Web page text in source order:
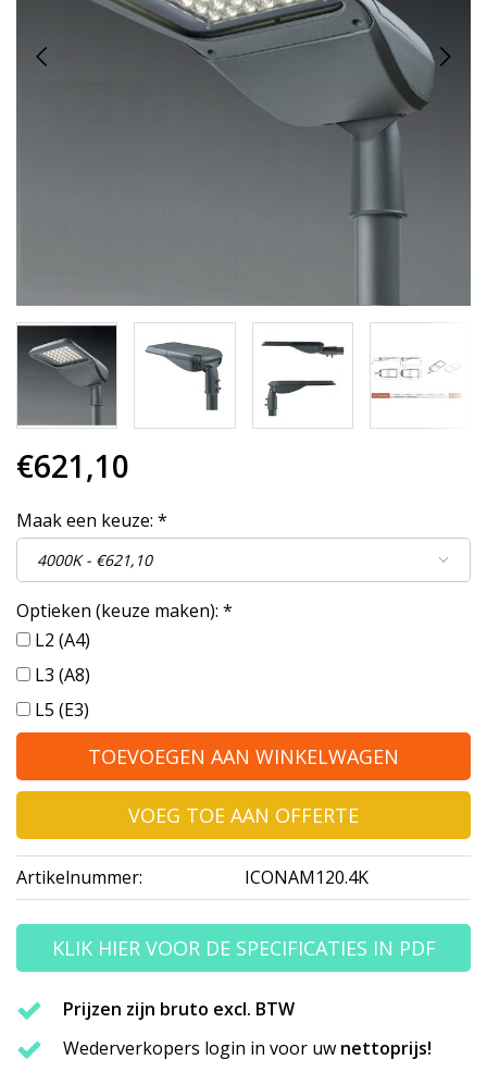
€621,10
Maak een keuze: *
Optieken (keuze maken): *
L2 (A4)
L3 (A8)
L5 (E3)
TOEVOEGEN AAN WINKELWAGEN
VOEG TOE AAN OFFERTE
Artikelnummer: ICONAM120.4K
KLIK HIER VOOR DE SPECIFICATIES IN PDF
Prijzen zijn bruto excl. BTW
Wederverkopers login in voor uw nettoprijs!